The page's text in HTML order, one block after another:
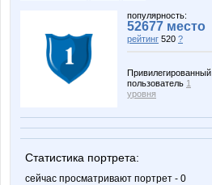
популярность:
52677 место
рейтинг 520 ?
Привилегированный
пользователь 1
уровня
Статистика портрета:
сейчас просматривают портрет - 0